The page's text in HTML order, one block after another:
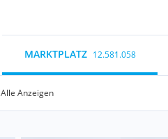
MARKTPLATZ 12.581.058
Alle Anzeigen